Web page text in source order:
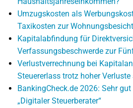
Umzugskosten als
Taxikosten zur
Kapitalabfindung für
Verfassungsbeschwerde zur
Verlustverrechnung bei
Steuererlass trotz hoher Verluste
BankingCheck.de 2026: Sehr
„Digitaler Steuerberater“